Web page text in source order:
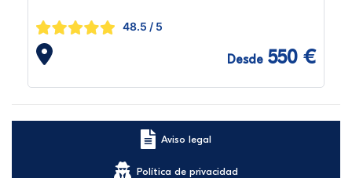
48.5 / 5
Desde 550 €
Aviso legal
Política de privacidad